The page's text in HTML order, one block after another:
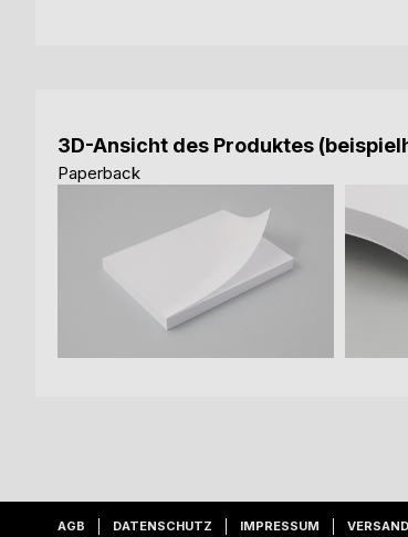
3D-Ansicht des Produktes
Paperback
AGB DATENSCHUTZ IMPRESSUM